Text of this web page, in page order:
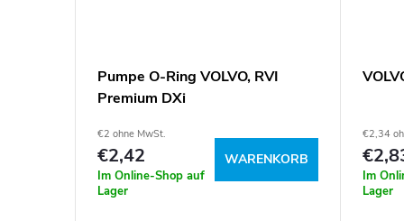
Pumpe O-Ring VOLVO, RVI
Premium DXi
€2 ohne MwSt.
€2,42
Im Online-Shop auf
Lager
WARENKORB
€2,34
Im
Lager